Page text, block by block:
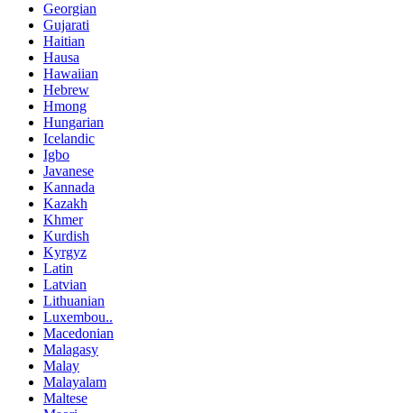
Georgian
Gujarati
Haitian
Hausa
Hawaiian
Hebrew
Hmong
Hungarian
Icelandic
Igbo
Javanese
Kannada
Kazakh
Khmer
Kurdish
Kyrgyz
Latin
Latvian
Lithuanian
Luxembou..
Macedonian
Malagasy
Malay
Malayalam
Maltese